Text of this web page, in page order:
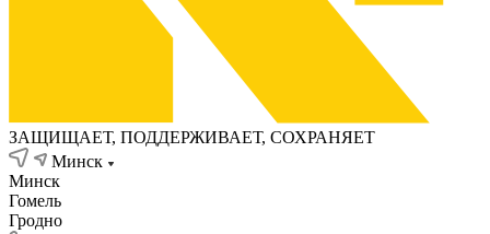
ЗАЩИЩАЕТ, ПОДДЕРЖИВАЕТ, СОХРАНЯЕТ
Минск
Минск
Гомель
Гродно